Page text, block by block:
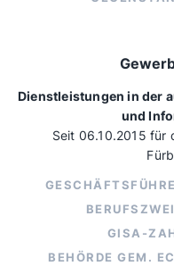
Dienstleistungen in der
und
Seit 06.10.2015 für
GISA-
BEHÖRDE GEM.